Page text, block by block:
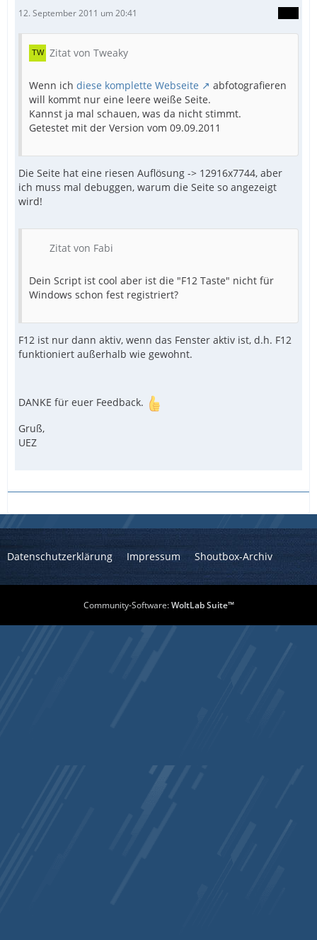
12. September 2011 um 20:41
Zitat von Tweaky
Wenn ich diese komplette Webseite
abfotografieren
will kommt nur eine leere weiße Seite.
Kannst ja mal schauen, was da nicht stimmt.
Getestet mit der Version vom 09.09.2011
Die Seite hat eine riesen Auflösung -> 12916x7744, aber
ich muss mal debuggen, warum die Seite so angezeigt
wird!
Zitat von Fabi
Dein Script ist cool aber ist die "F12 Taste" nicht für
Windows schon fest registriert?
F12 ist nur dann aktiv, wenn das Fenster aktiv ist, d.h. F12
funktioniert außerhalb wie gewohnt.
DANKE für euer Feedback.
Gruß,
UEZ
Datenschutzerklärung Impressum Shoutbox-Archiv
Community-Software:WoltLab Suite™